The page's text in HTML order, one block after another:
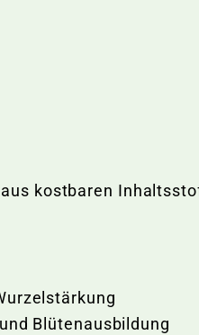
kostbaren
Blütenausbildung